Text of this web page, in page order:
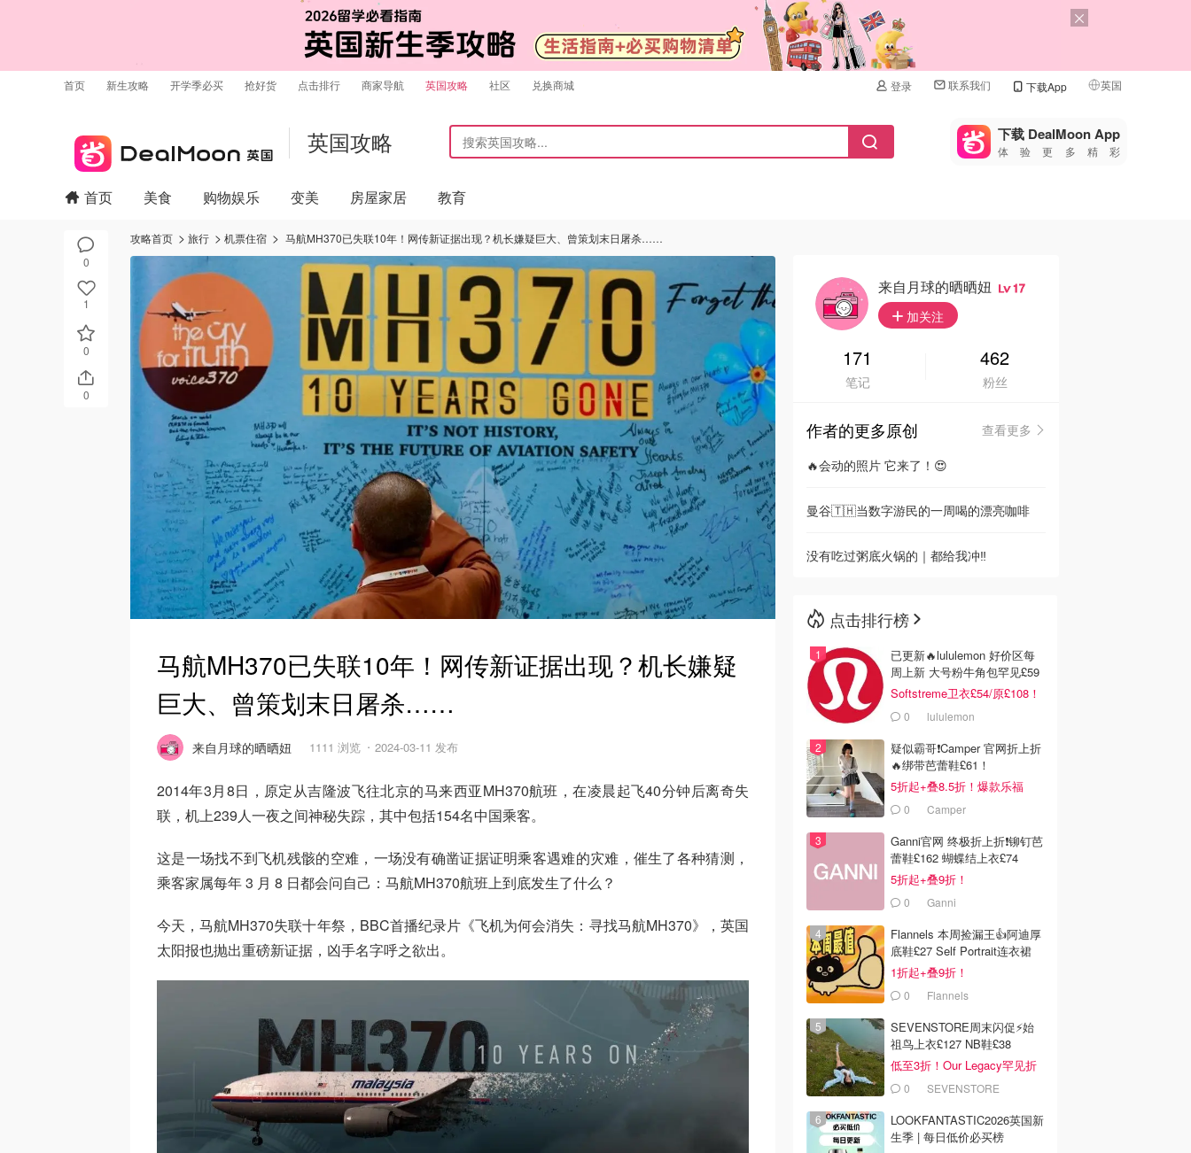
首页 新生攻略 开学季必买 抢好货 点击排行 商家导航 英国攻略 社区 兑换商城 登录 联系我们 下载App 英国
🇺🇸
🇨🇳 中国
🇩🇪
🇮🇹
🇦🇺
🇳🇿新西兰
英国攻略 下载 DealMoon App
体验更多精彩
0
1
0
0
首页 美食 购物娱乐 变美 房屋家居 教育
攻略首页 旅行 机票住宿 马航MH370已失联10年！网传新证据出现？机长嫌疑巨大、曾策划末日屠杀……
马航MH370已失联10年！网传新证据出现？机长嫌疑
巨大、曾策划末日屠杀……
来自月球的晒晒妞 1111 浏览 2024-03-11 发布
2014年3月8日，原定从吉隆波飞往北京的马来西亚MH370航班，在凌晨起飞40分钟后离奇失
联，机上239人一夜之间神秘失踪，其中包括154名中国乘客。
这是一场找不到飞机残骸的空难，一场没有确凿证据证明乘客遇难的灾难，催生了各种猜测，
乘客家属每年 3 月 8 日都会问自己：马航MH370航班上到底发生了什么？
今天，马航MH370失联十年祭，BBC首播纪录片《飞机为何会消失：寻找马航MH370》，英国
太阳报也抛出重磅新证据，凶手名字呼之欲出。
来自月球的晒晒妞 17
加关注
171
笔记
462
粉丝
作者的更多原创
查看更多
🔥会动的照片 它来了！😍
曼谷🇹🇭当数字游民的一周喝的漂亮咖啡
没有吃过粥底火锅的｜都给我冲‼️
点击排行榜
已更新🔥lululemon 好价区每
周上新 大号粉牛角包罕见£59
Softstreme卫衣£54/原£108！
0 lululemon
疑似霸哥❗️Camper 官网折上折
🔥绑带芭蕾鞋£61！
5折起+叠8.5折！爆款乐福
£68！
0 Camper
Ganni官网 终极折上折❗️铆钉芭
蕾鞋£162 蝴蝶结上衣£74
5折起+叠9折！
0 Ganni
Flannels 本周捡漏王👍阿迪厚
底鞋£27 Self Portrait连衣裙
£63
1折起+叠9折！
0 Flannels
SEVENSTORE周末闪促⚡️始
祖鸟上衣£127 NB鞋£38
低至3折！Our Legacy罕见折
0 SEVENSTORE
LOOKFANTASTIC2026英国新
生季 | 每日低价必买榜